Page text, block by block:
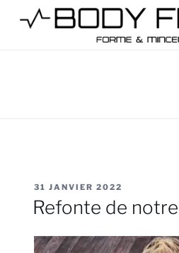
PUBLIÉ
LE
31 JANVIER 2022
Refonte de